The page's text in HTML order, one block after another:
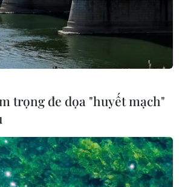
trọng đe dọa "huyết mạch"